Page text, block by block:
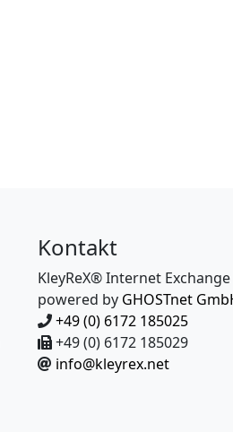
Kontakt
KleyReX® Internet Exchange
powered by GHOSTnet
+49 (0) 6172 185025
+49 (0) 6172 185029
info@kleyrex.net